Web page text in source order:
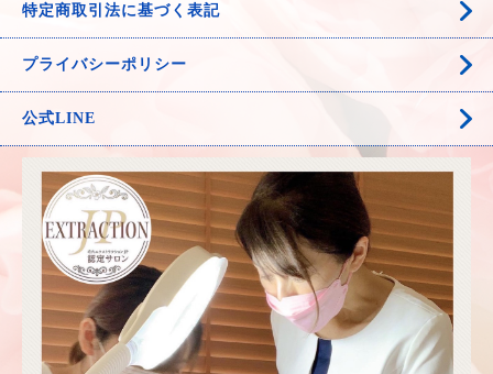
特定商取引法に基づく表記
プライバシーポリシー
公式LINE